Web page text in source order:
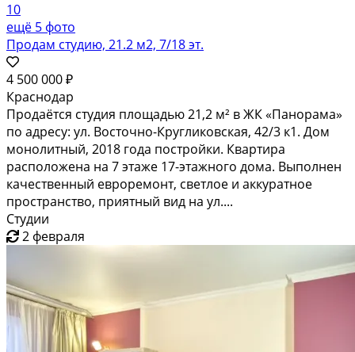
10
ещё 5 фото
Продам студию, 21.2 м2, 7/18 эт.
4 500 000 ₽
Краснодар
Продаётся студия площадью 21,2 м² в ЖК «Панорама»
по адресу: ул. Восточно-Кругликовская, 42/3 к1. Дом
монолитный, 2018 года постройки. Квартира
расположена на 7 этаже 17-этажного дома. Выполнен
качественный евроремонт, светлое и аккуратное
пространство, приятный вид на ул....
Студии
2 февраля